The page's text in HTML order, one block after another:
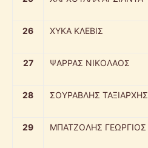
26 ΧΥΚΑ ΚΛΕΒΙΣ
27 ΨΑΡΡΑΣ ΝΙΚΟΛΑΟΣ
28 ΣΟΥΡΑΒΛΗΣ ΤΑΞΙΑΡΧΗΣ
29 ΜΠΑΤΖΟΛΗΣ ΓΕΩΡΓΙΟΣ